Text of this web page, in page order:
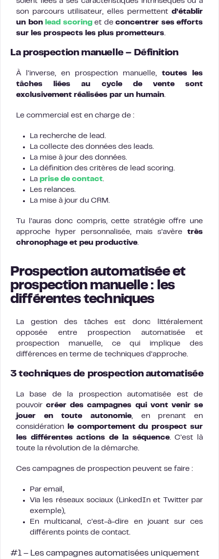
son parcours utilisateur, elles permettent d’établir
un bon lead scoringet de concentrer ses efforts
sur les prospects les plus prometteurs.
La prospection manuelle – Définition
À l’inverse, en prospection manuelle, toutes les
tâches liées au cycle de vente sont
exclusivement réalisées par un humain.
Le commercial est en charge de :
La recherche de lead.
La collecte des données des leads.
La mise à jour des données.
La définition des critères de lead scoring.
La prise de contact.
Les relances.
La mise à jour du CRM.
Tu l’auras donc compris, cette stratégie offre une
approche hyper personnalisée, mais s’avère très
chronophage et peu productive.
Prospection automatisée et
prospection manuelle : les
différentes techniques
La gestion des tâches est donc littéralement
opposée entre prospection automatisée et
prospection manuelle, ce qui implique des
différences en terme de techniques d’approche.
3 techniques de prospection automatisée
La base de la prospection automatisée est de
pouvoircréer des campagnes qui vont venir se
jouer en toute autonomie, en prenant en
considération
le comportement du prospect sur
les différentes actions de la séquence. C’est là
toute la révolution de la démarche.
Ces campagnes de prospection peuvent se faire :
Par email,
Via les réseaux sociaux (LinkedIn et Twitter par
exemple),
En multicanal, c’est-à-dire en jouant sur ces
différents points de contact.
#1 – Les campagnes automatisées uniquement